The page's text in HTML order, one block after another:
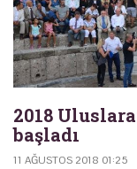
2018
başladı
11 AĞUSTOS 2018 01:25